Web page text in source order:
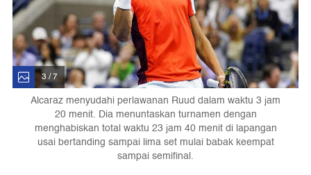
3 / 7
Alcaraz menyudahi perlawanan Ruud dalam waktu 3 jam
20 menit. Dia menuntaskan turnamen dengan
menghabiskan total waktu 23 jam 40 menit di lapangan
usai bertanding sampai lima set mulai babak keempat
sampai semifinal.